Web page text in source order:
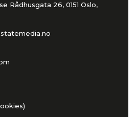
Rådhusgata 26, 0151 Oslo,